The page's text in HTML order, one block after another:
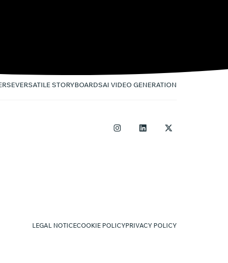
VERSATILE STORYBOARDSAI VIDEO GENERATION
LEGAL NOTICECOOKIE POLICYPRIVACY POLICY